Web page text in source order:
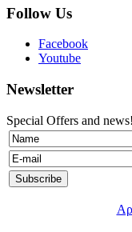
Follow Us
Facebook
Youtube
Newsletter
Special Offers and news!